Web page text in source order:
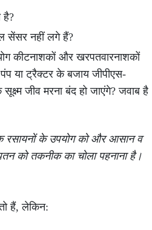
है?
सेंसर नहीं लगे हैं?
कीटनाशकों और खरपतवारनाशकों
या ट्रैक्टर के बजाय जीपीएस-
जीव मरना बंद हो जाएंगे? जवाब है
रसायनों के उपयोग को और आसान व
को तकनीक का चोला पहनाना है।
हैं, लेकिन: